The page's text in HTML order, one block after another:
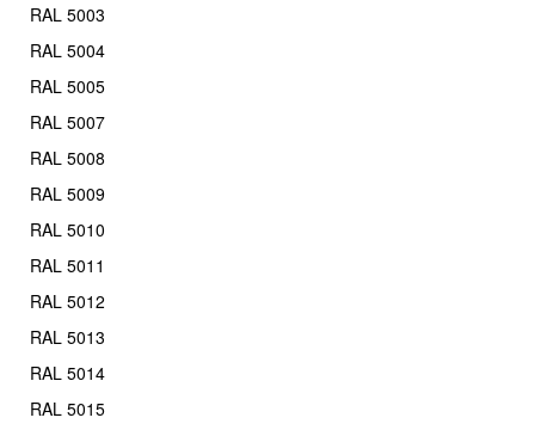
RAL 5003
RAL 5004
RAL 5005
RAL 5007
RAL 5008
RAL 5009
RAL 5010
RAL 5011
RAL 5012
RAL 5013
RAL 5014
RAL 5015